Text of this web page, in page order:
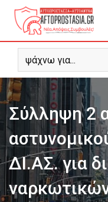
content
Σύλληψη 2
ΔΙ.ΑΣ. για